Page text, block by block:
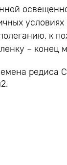
к
– конец
редиса